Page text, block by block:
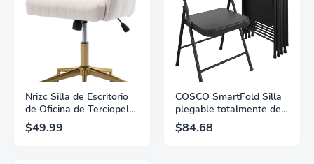
Nrizc Silla de Escritorio
de Oficina de Terciopelo,
Silla de Escritorio de
Oficina Tapizada con
$49.99
COSCO SmartFold Silla
plegable totalmente de
acero, paquete de 4,
negro
$84.68